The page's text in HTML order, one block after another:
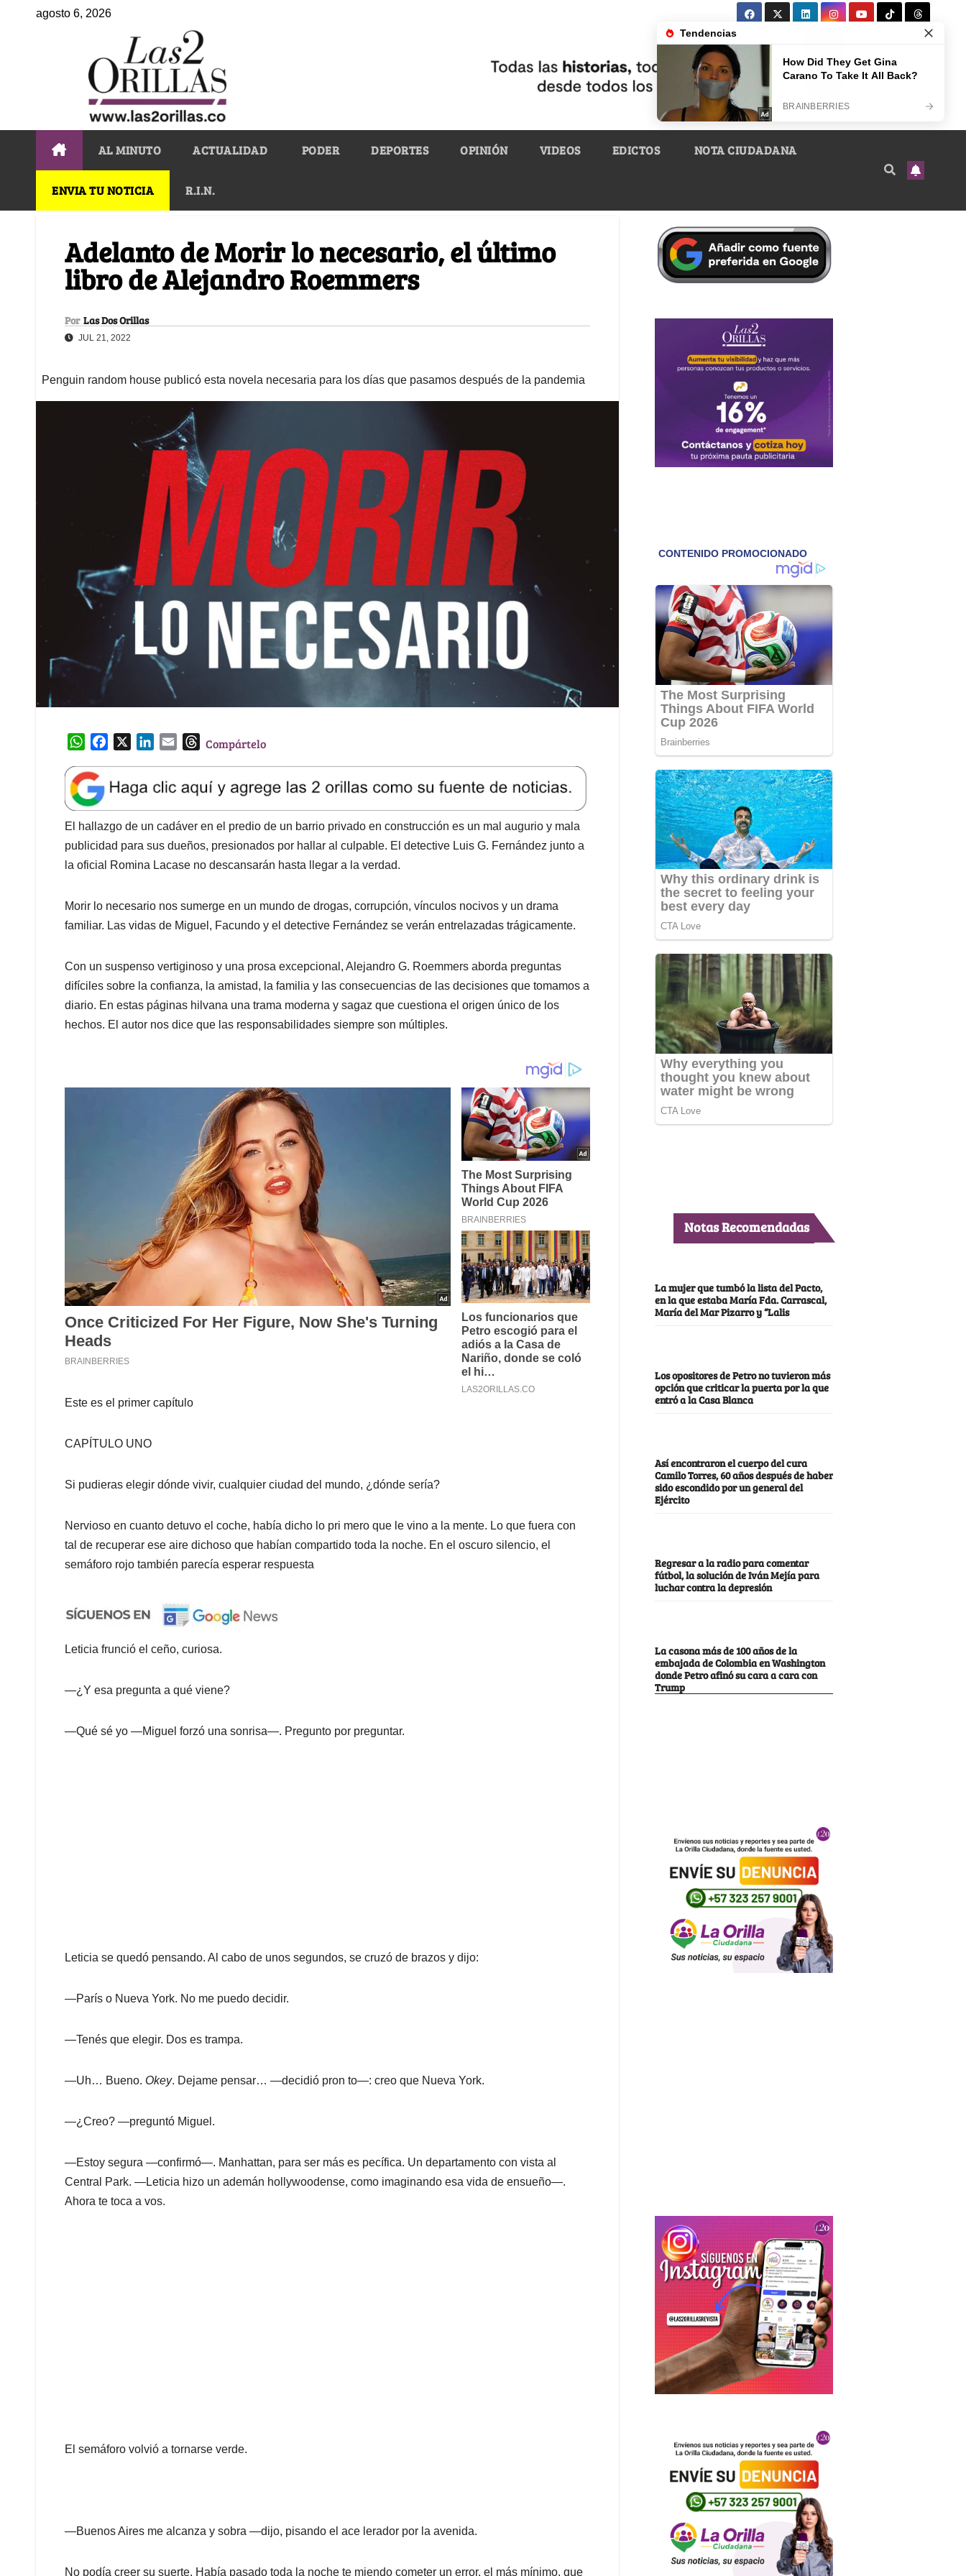
agosto 6, 2026
AL MINUTO ACTUALIDAD PODER DEPORTES OPINIÓN VIDEOS EDICTOS NOTA CIUDADANA
ENVIA TU NOTICIA R.I.N.
Adelanto de Morir lo necesario, el último
libro de Alejandro Roemmers
Por Las Dos Orillas
JUL 21, 2022
Penguin random house publicó esta novela necesaria para los días que pasamos después de la pandemia
W
a
t
s
A
p
p
e
b
o
o
k
k
e
d
I
n
l
T
e
a
d
s
Compártelo
El hallazgo de un cadáver en el predio de un barrio privado en construcción es un mal augurio y mala
publicidad para sus dueños, presionados por hallar al culpable. El detective Luis G. Fernández junto a
la oficial Romina Lacase no descansarán hasta llegar a la verdad.
Morir lo necesario nos sumerge en un mundo de drogas, corrupción, vínculos nocivos y un drama
familiar. Las vidas de Miguel, Facundo y el detective Fernández se verán entrelazadas trágicamente.
Con un suspenso vertiginoso y una prosa excepcional, Alejandro G. Roemmers aborda preguntas
difíciles sobre la confianza, la amistad, la familia y las consecuencias de las decisiones que tomamos a
diario. En estas páginas hilvana una trama moderna y sagaz que cuestiona el origen único de los
hechos. El autor nos dice que las responsabilidades siempre son múltiples.
Este es el primer capítulo
CAPÍTULO UNO
Si pudieras elegir dónde vivir, cualquier ciudad del mundo, ¿dónde sería?
Nervioso en cuanto detuvo el coche, había dicho lo pri­ mero que le vino a la mente. Lo que fuera con
tal de recuperar ese aire dichoso que habían compartido toda la noche. En el oscuro silencio, el
semáforo rojo también parecía esperar res­puesta
Leticia frunció el ceño, curiosa.
—¿Y esa pregunta a qué viene?
—Qué sé yo —Miguel forzó una sonrisa—. Pregunto por preguntar.
Leticia se quedó pensando. Al cabo de unos segundos, se cruzó de brazos y dijo:
—París o Nueva York. No me puedo decidir.
—Tenés que elegir. Dos es trampa.
—Uh… Bueno. Okey. Dejame pensar… —decidió pron­ to—: creo que Nueva York.
—¿Creo? —preguntó Miguel.
—Estoy segura —confirmó—. Manhattan, para ser más es­ pecífica. Un departamento con vista al
Central Park. —Leticia hizo un ademán hollywoodense, como imaginando esa vida de ensueño—.
Ahora te toca a vos.
El semáforo volvió a tornarse verde.
—Buenos Aires me alcanza y sobra —dijo, pisando el ace­ lerador por la avenida.
No podía creer su suerte. Había pasado toda la noche te­ miendo cometer un error, el más mínimo, que
Notas Recomendadas
La mujer que tumbó la lista del Pacto,
en la que estaba María Fda. Carrascal,
María del Mar Pizarro y “Lalis
Los opositores de Petro no tuvieron más
opción que criticar la puerta por la que
entró a la Casa Blanca
Así encontraron el cuerpo del cura
Camilo Torres, 60 años después de haber
sido escondido por un general del
Ejército
Regresar a la radio para comentar
fútbol, la solución de Iván Mejía para
luchar contra la depresión
La casona más de 100 años de la
embajada de Colombia en Washington
donde Petro afinó su cara a cara con
Trump